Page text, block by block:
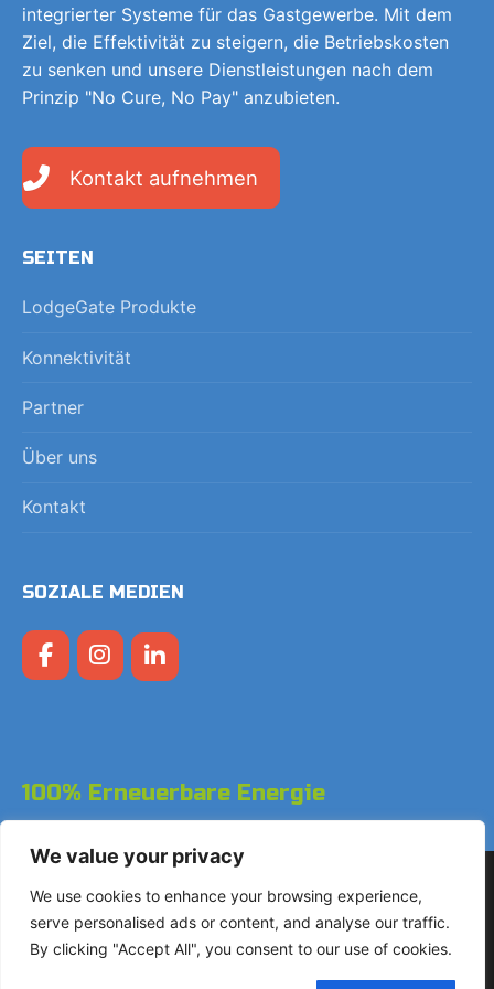
We value your privacy
We use cookies to enhance your browsing experience,
serve personalised ads or content, and analyse our traffic.
By clicking "Accept All", you consent to our use of cookies.
integrierter Systeme für das Gastgewerbe. Mit dem
Ziel, die Effektivität zu steigern, die Betriebskosten
zu senken und unsere Dienstleistungen nach dem
Prinzip "No Cure, No Pay" anzubieten.
Kontakt aufnehmen
SEITEN
LodgeGate Produkte
Konnektivität
Partner
Über uns
Kontakt
SOZIALE MEDIEN
100% Erneuerbare Energie
Copyright © 2026 LodgeGate PMS - Powered by Hotels
Online BV
Landdrostdreef 124 - Einheit